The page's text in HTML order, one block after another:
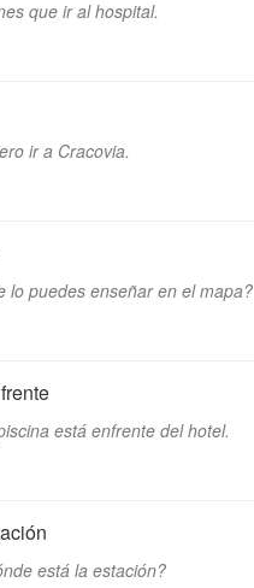
que ir al hospital.
ir a Cracovia.
lo puedes enseñar en el mapa?
está enfrente del hotel.
está la estación?